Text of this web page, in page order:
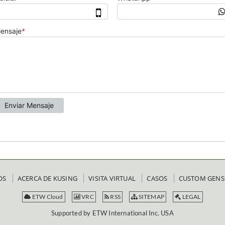
ACERCA DE KUSING VISITA VIRTUAL CASOS CUSTOM
ETW Cloud VRC RSS SITEMAP LEGAL
Supported by ETW International Inc. USA